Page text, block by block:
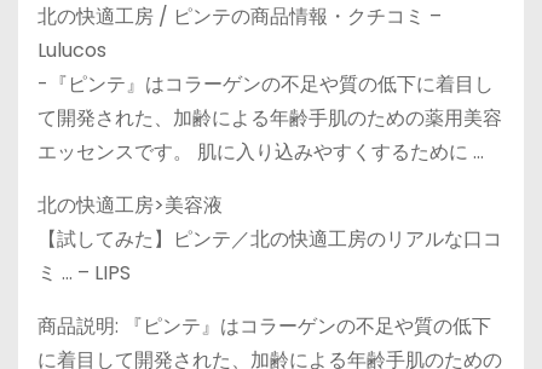
北の快適工房 / ピンテの商品情報・クチコミ –
Lulucos
-『ピンテ』はコラーゲンの不足や質の低下に着目し
て開発された、加齢による年齢手肌のための薬用美容
エッセンスです。 肌に入り込みやすくするために …
北の快適工房>美容液
【試してみた】ピンテ／北の快適工房のリアルな口コ
ミ … – LIPS
商品説明: 『ピンテ』はコラーゲンの不足や質の低下
に着目して開発された、加齢による年齢手肌のための